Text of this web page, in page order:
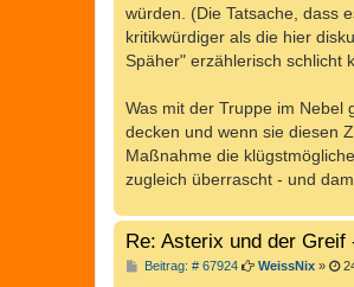
würden. (Die Tatsache, dass
kritikwürdiger als die hier
Späher" erzählerisch schlicht
Was mit der Truppe im Nebel
decken und wenn sie diesen
Maßnahme die
zugleich überrascht - und
Re: Asterix und der Greif
Beitrag: # 67924B
WeissNix»